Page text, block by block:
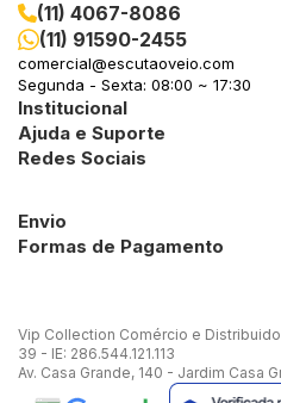
(11) 4067-8086
(11) 91590-2455
comercial@escutaoveio.com
Segunda - Sexta: 08:00 ~ 17:30
Institucional
Ajuda e Suporte
Redes Sociais
Envio
Formas de Pagamento
Vip Collection Comércio e
39 - IE: 286.544.121.113
Av. Casa Grande, 140 - Jardim Casa